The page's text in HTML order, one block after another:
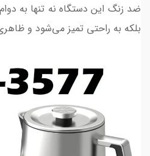
ضد زنگ این دستگاه نه تنها به
بلکه به راحتی تمیز می‌شود و